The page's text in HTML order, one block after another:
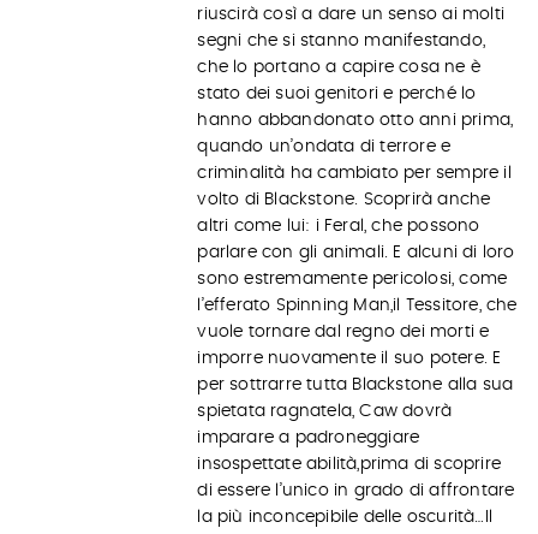
riuscirà così a dare un senso ai molti
segni che si stanno manifestando,
che lo portano a capire cosa ne è
stato dei suoi genitori e perché lo
hanno abbandonato otto anni prima,
quando un’ondata di terrore e
criminalità ha cambiato per sempre il
volto di Blackstone. Scoprirà anche
altri come lui: i Feral, che possono
parlare con gli animali. E alcuni di loro
sono estremamente pericolosi, come
l’efferato Spinning Man,il Tessitore, che
vuole tornare dal regno dei morti e
imporre nuovamente il suo potere. E
per sottrarre tutta Blackstone alla sua
spietata ragnatela, Caw dovrà
imparare a padroneggiare
insospettate abilità,prima di scoprire
di essere l’unico in grado di affrontare
la più inconcepibile delle oscurità…Il